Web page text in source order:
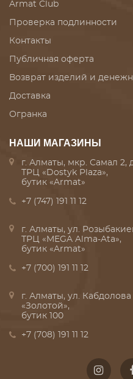
Armat Club
Проверка подлинности
Контакты
Публичная оферта
Возврат изделий и
Доставка
Огранка
НАШИ МАГАЗИНЫ
г. Алматы, мкр. Самал 2,
ТРЦ «Dostyk Plaza»,
бутик «Armat»
+7 (747) 191 11 12
г. Алматы, ул.
ТРЦ «MEGA Alma-Ata»,
бутик «Armat»
+7 (700) 191 11 12
г. Алматы, ул.
«Золотой»,
бутик 100
+7 (708) 191 11 12